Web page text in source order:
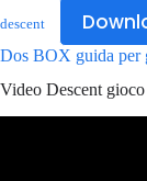
descent
Dos BOX guida per
Video Descent